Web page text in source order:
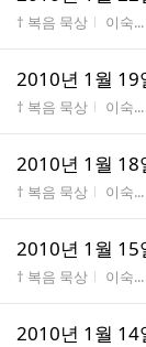
게시판명
† 복음 묵상 작성자
이숙...
2010년 1월 19
게시판명
† 복음 묵상 작성자
이숙...
2010년 1월 18
게시판명
† 복음 묵상 작성자
이숙...
2010년 1월 15
게시판명
† 복음 묵상 작성자
이숙...
2010년 1월 14